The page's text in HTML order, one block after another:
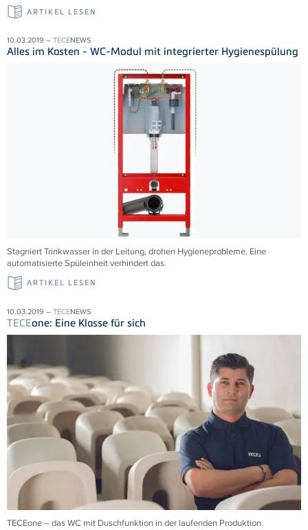
ARTIKEL LESEN
10.03.2019 – TECENEWS
Alles im Kasten - WC-Modul mit integrierter Hygienespülung
Stagniert Trinkwasser in der Leitung, drohen Hygieneprobleme. Eine
automatisierte Spüleinheit verhindert das.
ARTIKEL LESEN
10.03.2019 – TECENEWS
TECEone: Eine Klasse für sich
TECEone – das WC mit Duschfunktion in der laufenden Produktion.